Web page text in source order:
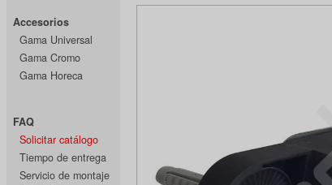
Accesorios
Gama Universal
Gama Cromo
Gama Horeca
FAQ
Solicitar catálogo
Tiempo de entrega
Servicio de montaje